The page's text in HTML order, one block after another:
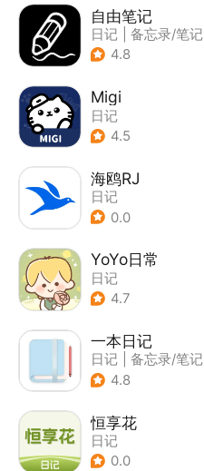
自由笔记
日记
备忘录/笔记
4.8
Migi
日记
4.5
海鸥RJ
日记
0.0
YoYo日常
日记
4.7
一本日记
日记
备忘录/笔记
4.8
恒享花
日记
0.0